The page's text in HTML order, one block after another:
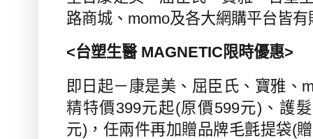
路商城、 momo及各大網購平台皆有
<台塑生醫MAGNETIC 限時優惠>
即日起－康是美、屈臣氏、寶雅、
精特價399元起(原價599元) 、護
元) ，任兩件再加贈品牌毛氈提袋(